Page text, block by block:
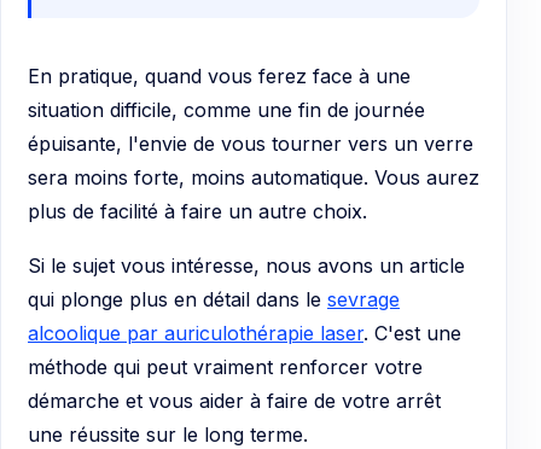
En pratique, quand vous ferez face à une
situation difficile, comme une fin de journée
épuisante, l'envie de vous tourner vers un verre
sera moins forte, moins automatique. Vous aurez
plus de facilité à faire un autre choix.
Si le sujet vous intéresse, nous avons un article
qui plonge plus en détail dans le sevrage
alcoolique par auriculothérapie laser. C'est une
méthode qui peut vraiment renforcer votre
démarche et vous aider à faire de votre arrêt
une réussite sur le long terme.